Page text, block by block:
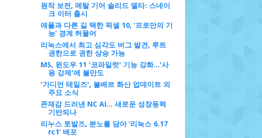
원작 보전, 메탈 기어 솔리드 델타: 스네이
크 이터 출시
애플과 다른 길 택한 픽셀 10, ‘프로만의 기
능’ 경계 허물어
리눅스에서 최고 심각도 버그 발견, 루트
권한으로 권한 상승 가능
MS, 윈도우 11 '코파일럿' 기능 강화…'사
용 강제'에 불만도
'가디언 테일즈', 볼베르 화산 업데이트 외
주요 소식
존재감 드러낸 NC AI... 새로운 성장동력
기반되나
리누스 토발즈, 분노를 담아 ‘리눅스 6.17
rc1’ 배포